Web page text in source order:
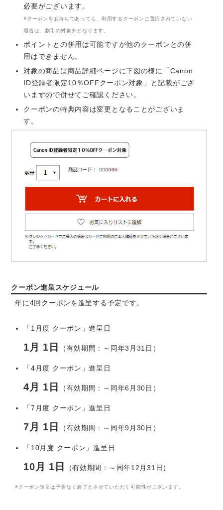
必要がございます。
※クーポンをお持ちであっても、利用するクーポンに選択されていない
場合は、割引の対象外となります。
ポイントとの併用は可能ですが他のクーポンとの併
用はできません。
対象の商品は商品詳細ページに下図の様に「Canon
ID登録者限定10％OFFクーポン対象」と記載がござ
いますので併せてご確認ください。
クーポンの特典内容は変更となることがございま
す。
クーポン進呈スケジュール
年に4回クーポンを進呈する予定です。
「1月度 クーポン」進呈日
1月 1日 （有効期間：～同年3月31日）
「4月度 クーポン」進呈日
4月 1日 （有効期間：～同年6月30日）
「7月度 クーポン」進呈日
7月 1日 （有効期間：～同年9月30日）
「10月度 クーポン」進呈日
10月 1日 （有効期間：～同年12月31日）
※クーポン進呈は予告なく終了とさせていただく可能性がございます。